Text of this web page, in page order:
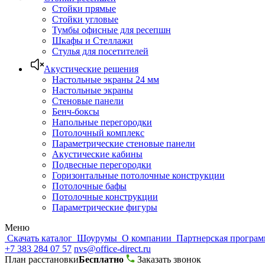
Стойки прямые
Стойки угловые
Тумбы офисные для ресепшн
Шкафы и Стеллажи
Стулья для посетителей
Акустические решения
Настольные экраны 24 мм
Настольные экраны
Стеновые панели
Бенч-боксы
Напольные перегородки
Потолочный комплекс
Параметрические стеновые панели
Акустические кабины
Подвесные перегородки
Горизонтальные потолочные конструкции
Потолочные бафы
Потолочные конструкции
Параметрические фигуры
Меню
Скачать каталог Шоурумы О компании Партнерская
+7 383 284 07 57 nvs@office-direct.ru
План расстановкиБесплатно
Заказать звонок